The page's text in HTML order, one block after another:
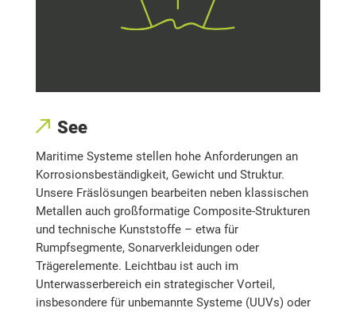
See
Maritime Systeme stellen hohe Anforderungen an
Korrosionsbeständigkeit, Gewicht und Struktur.
Unsere Fräslösungen bearbeiten neben klassischen
Metallen auch großformatige Composite-Strukturen
und technische Kunststoffe – etwa für
Rumpfsegmente, Sonarverkleidungen oder
Trägerelemente. Leichtbau ist auch im
Unterwasserbereich ein strategischer Vorteil,
insbesondere für unbemannte Systeme (UUVs) oder